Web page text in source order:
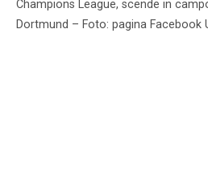
Champions League, scende in
Dortmund – Foto: pagina Facebook